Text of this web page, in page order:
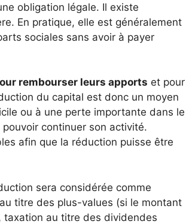
obligation légale. Il existe
En pratique, elle est généralement
sociales sans avoir à payer
rembourser leurs apports et pour
du capital est donc un moyen
ou à une perte importante dans le
continuer son activité.
afin que la réduction puisse être
sera considérée comme
titre des plus-values (si le montant
taxation au titre des dividendes